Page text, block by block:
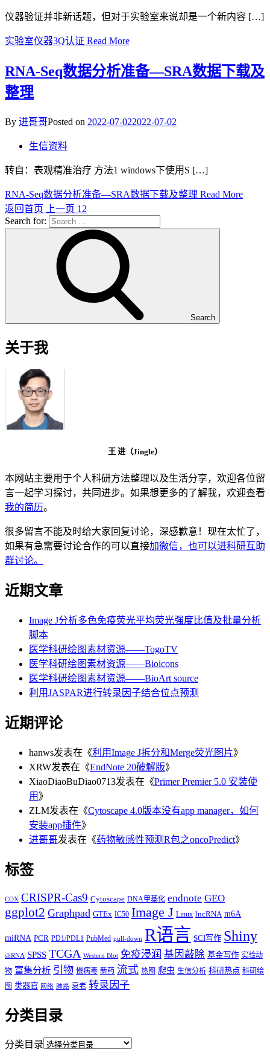
仪器验证并非新话题，但对于实验室来说却是一个新内容 […]
实验室仪器3Q认证 Read More
RNA-Seq数据分析准备—SRA数据下载及
整理
By 进哥哥Posted on 2022-07-022022-07-02
生信资料
转自：表观精准治疗 方法1 windows下使用S […]
RNA-Seq数据分析准备—SRA数据下载及整理 Read More
返回首页
上一页 1 2
Search for:
Search
关于我
王 进（Jingle）
本网站主要用于个人科研方法整理以及生活分享，欢迎各位留
言一起学习探讨，共同进步。如果想更多的了解我，欢迎查看
我的简历。
很多留言不能及时给大家回复讨论，深感歉意！现在太忙了，
如果有急需要讨论合作的可以直接加微信，也可以进科研互助
群讨论。
近期文章
Image J分析多色免疫荧光平均荧光强度比值及批量分析
脚本
医学科研绘图素材资源——TogoTV
医学科研绘图素材资源——Bioicons
医学科研绘图素材资源——BioArt source
利用JASPAR进行转录因子结合位点预测
近期评论
hanws发表在《利用Image J拆分和Merge荧光图片》
XRW发表在《EndNote 20破解版》
XiaoDiaoBuDiao0713发表在《Primer Premier 5.0 安装使
用 》
ZLM发表在《Cytoscape 4.0版本没有app manager，如何
安装app插件》
进哥哥发表在《药物敏感性预测R包之oncoPredict》
标签
COX CRISPR-Cas9 Cytoscape DNA甲基化 endnote GEO
ggplot2 Graphpad GTEx IC50 Image J Linux lncRNA m6A
miRNA PCR PD1/PDL1 PubMed pull-down R语言 SCI写作 Shiny
shRNA SPSS TCGA Western Blot 免疫浸润 基因敲除 基金写作 实验动
物 富集分析 引物 慢病毒 新药 流式 热图 爬虫 生信分析 科研热点 科研绘
图 类器官 网络 肺癌 衰老 转录因子
分类目录
分类目录